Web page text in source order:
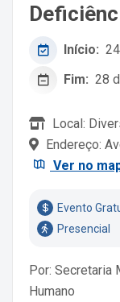
Início:
Fim: 28
Local:
Endereço:
Ver no
Evento
Presencial
Por: Secretaria
Humano